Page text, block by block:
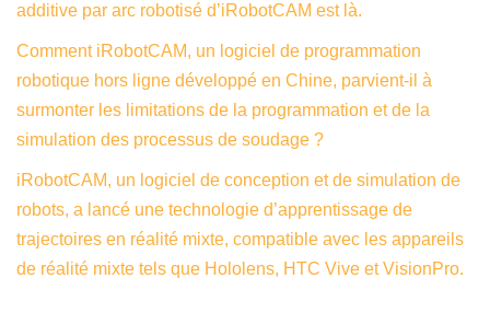
additive par arc robotisé d’iRobotCAM est là.
Comment iRobotCAM, un logiciel de programmation
robotique hors ligne développé en Chine, parvient-il à
surmonter les limitations de la programmation et de la
simulation des processus de soudage ?
iRobotCAM, un logiciel de conception et de simulation de
robots, a lancé une technologie d’apprentissage de
trajectoires en réalité mixte, compatible avec les appareils
de réalité mixte tels que Hololens, HTC Vive et VisionPro.